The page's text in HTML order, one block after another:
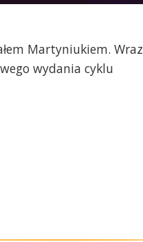
Martyniukiem. Wraz
wydania cyklu